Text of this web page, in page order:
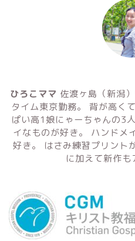
ひろこママ 佐渡ヶ島（新潟
タイム東京勤務。 背が高く
ぱい高1娘にゃーちゃんの3
イなものが好き。 ハンドメ
好き。 はさみ練習プリント
に加えて新作も